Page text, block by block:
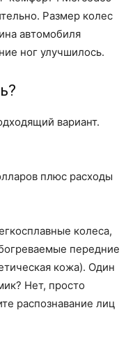
Размер колес
автомобиля
ног улучшилось.
вариант.
плюс расходы
колеса,
передние
кожа). Один
Нет, просто
распознавание лиц